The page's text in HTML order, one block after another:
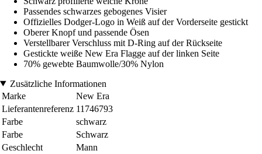
Passendes schwarzes gebogenes Visier
Offizielles Dodger-Logo in Weiß auf der Vorderseite gestickt
Oberer Knopf und passende Ösen
Verstellbarer Verschluss mit D-Ring auf der Rückseite
Gestickte weiße New Era Flagge auf der linken Seite
70% gewebte Baumwolle/30% Nylon
Zusätzliche Informationen
Marke
New Era
Lieferantenreferenz 11746793
Farbe
schwarz
Farbe
Schwarz
Geschlecht
Mann